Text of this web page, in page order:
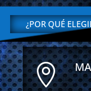
¿POR QUÉ
